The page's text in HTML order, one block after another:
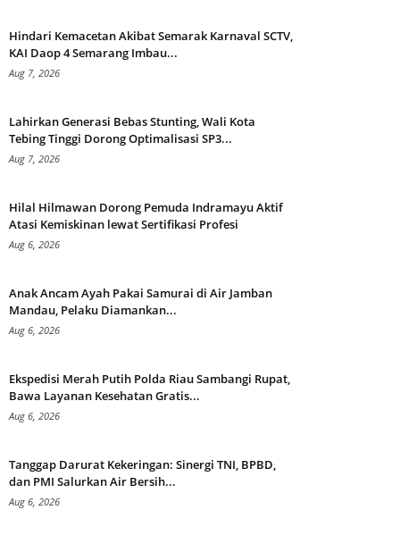
Hindari Kemacetan Akibat Semarak Karnaval SCTV,
KAI Daop 4 Semarang Imbau...
Aug 7, 2026
Lahirkan Generasi Bebas Stunting, Wali Kota
Tebing Tinggi Dorong Optimalisasi SP3...
Aug 7, 2026
Hilal Hilmawan Dorong Pemuda Indramayu Aktif
Atasi Kemiskinan lewat Sertifikasi Profesi
Aug 6, 2026
Anak Ancam Ayah Pakai Samurai di Air Jamban
Mandau, Pelaku Diamankan...
Aug 6, 2026
Ekspedisi Merah Putih Polda Riau Sambangi Rupat,
Bawa Layanan Kesehatan Gratis...
Aug 6, 2026
Tanggap Darurat Kekeringan: Sinergi TNI, BPBD,
dan PMI Salurkan Air Bersih...
Aug 6, 2026